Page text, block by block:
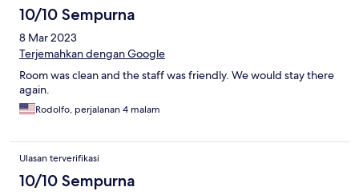
10/10 Sempurna
8 Mar 2023
Terjemahkan dengan Google
Room was clean and the staff was friendly. We would stay there
again.
Rodolfo, perjalanan 4 malam
Ulasan terverifikasi
10/10 Sempurna